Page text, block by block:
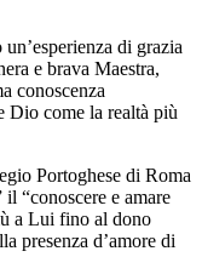
di grazia
e brava Maestra,
conoscenza
Dio come la realtà più
Portoghese di Roma
“conoscere e amare
a Lui fino al dono
presenza d’amore di